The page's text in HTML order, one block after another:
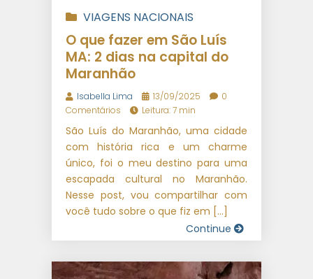
VIAGENS NACIONAIS
O que fazer em São Luís
MA: 2 dias na capital do
Maranhão
Isabella Lima 13/09/2025
0
Comentários
Leitura: 7 min
São Luís do Maranhão, uma cidade
com história rica e um charme
único, foi o meu destino para uma
escapada cultural no Maranhão.
Nesse post, vou compartilhar com
você tudo sobre o que fiz em […]
Continue